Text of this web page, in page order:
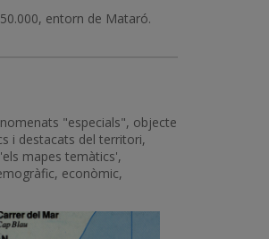
entorn de Mataró.
"especials", objecte
i destacats del territori,
mapes temàtics',
econòmic,